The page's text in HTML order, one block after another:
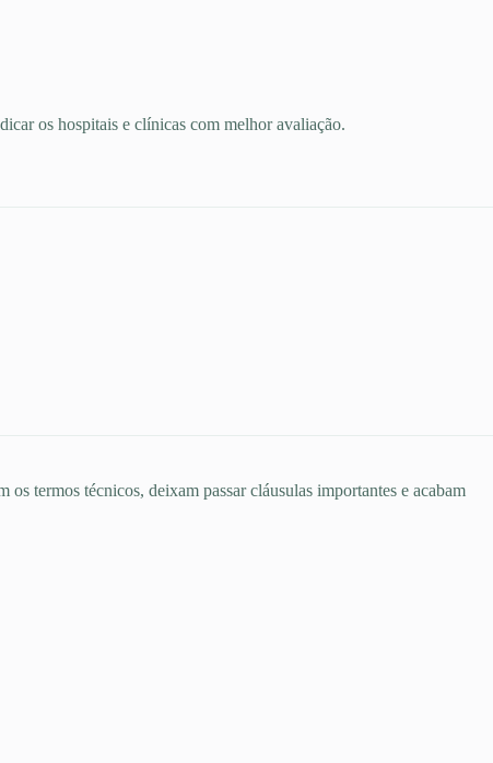
os hospitais e clínicas com melhor avaliação.
termos técnicos, deixam passar cláusulas importantes e acabam